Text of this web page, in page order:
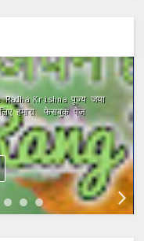
ramayan chaupai
chaupai mp3,